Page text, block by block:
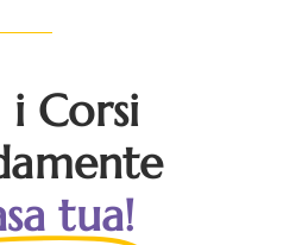
i Corsi
tua!